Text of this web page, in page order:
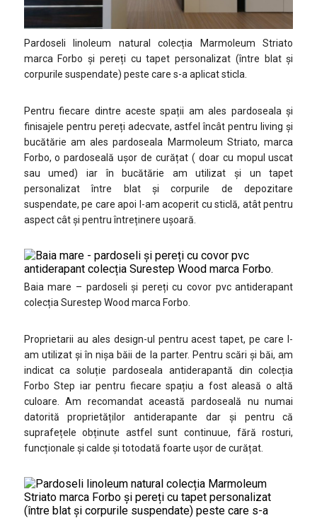
Pardoseli linoleum natural colecția Marmoleum Striato
marca Forbo și pereți cu tapet personalizat (între blat și
corpurile suspendate) peste care s-a aplicat sticla.
Pentru fiecare dintre aceste spații am ales pardoseala și
finisajele pentru pereți adecvate, astfel încât pentru living și
bucătărie am ales pardoseala Marmoleum Striato, marca
Forbo, o pardoseală ușor de curățat ( doar cu mopul uscat
sau umed) iar în bucătărie am utilizat și un tapet
personalizat între blat și corpurile de depozitare
suspendate, pe care apoi l-am acoperit cu sticlă, atât pentru
aspect cât și pentru întreținere ușoară.
Baia mare – pardoseli și pereți cu covor pvc antiderapant
colecția Surestep Wood marca Forbo.
Proprietarii au ales design-ul pentru acest tapet, pe care l-
am utilizat și în nișa băii de la parter. Pentru scări și băi, am
indicat ca soluție pardoseala antiderapantă din colecția
Forbo Step iar pentru fiecare spațiu a fost aleasă o altă
culoare. Am recomandat această pardoseală nu numai
datorită proprietăților antiderapante dar și pentru că
suprafețele obținute astfel sunt continuue, fără rosturi,
funcționale și calde și totodată foarte ușor de curățat.